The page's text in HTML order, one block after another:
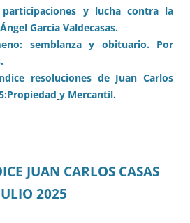
y lucha contra la
García Valdecasas.
semblanza y obituario. Por
resoluciones de Juan Carlos
Propiedad y Mercantil.
JUAN CARLOS CASAS
2025